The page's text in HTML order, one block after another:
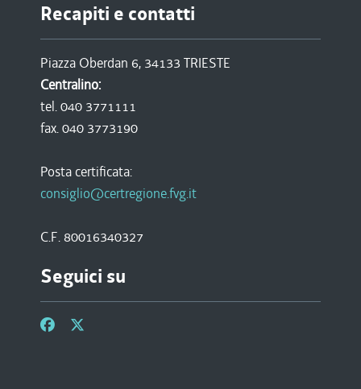
Recapiti e contatti
Piazza Oberdan 6, 34133 TRIESTE
Centralino:
tel. 040 3771111
fax. 040 3773190
Posta certificata:
consiglio@certregione.fvg.it
C.F. 80016340327
Seguici su